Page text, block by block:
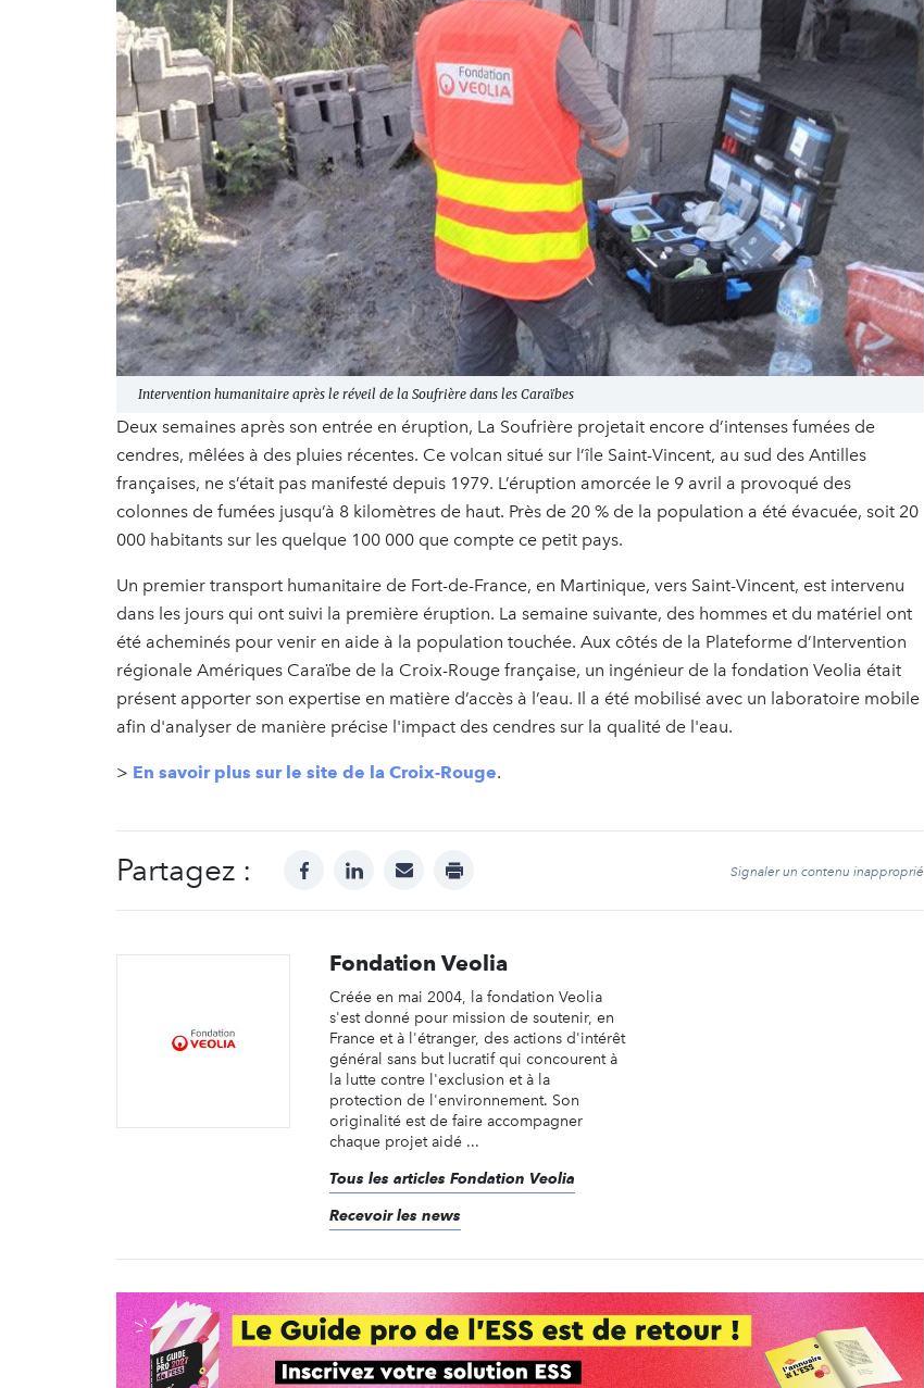
Intervention humanitaire après le réveil de la Soufrière dans les Caraïbes
Deux semaines après son entrée en éruption, La Soufrière projetait encore d’intenses fumées de
cendres, mêlées à des pluies récentes. Ce volcan situé sur l’île Saint-Vincent, au sud des Antilles
françaises, ne s’était pas manifesté depuis 1979. L’éruption amorcée le 9 avril a provoqué des
colonnes de fumées jusqu’à 8 kilomètres de haut. Près de 20 % de la population a été évacuée, soit 20
000 habitants sur les quelque 100 000 que compte ce petit pays.
Un premier transport humanitaire de Fort-de-France, en Martinique, vers Saint-Vincent, est intervenu
dans les jours qui ont suivi la première éruption. La semaine suivante, des hommes et du matériel ont
été acheminés pour venir en aide à la population touchée. Aux côtés de la Plateforme d’Intervention
régionale Amériques Caraïbe de la Croix-Rouge française, un ingénieur de la fondation Veolia était
présent apporter son expertise en matière d’accès à l’eau. Il a été mobilisé avec un laboratoire mobile
afin d'analyser de manière précise l'impact des cendres sur la qualité de l'eau.
> En savoir plus sur le site de la Croix-Rouge.
Partagez : facebooklinkedinmail print Signaler un contenu inapproprié
Fondation Veolia
Créée en mai 2004, la fondation Veolia
s'est donné pour mission de soutenir, en
France et à l'étranger, des actions d'intérêt
général sans but lucratif qui concourent à
la lutte contre l'exclusion et à la
protection de l'environnement. Son
originalité est de faire accompagner
chaque projet aidé ...
Tous les articles Fondation Veolia
Recevoir les news